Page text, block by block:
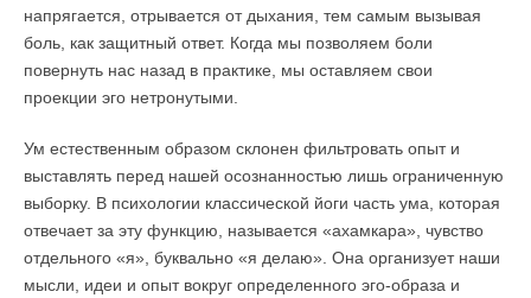
напрягается, отрывается от дыхания, тем самым вызывая
боль, как защитный ответ. Когда мы позволяем боли
повернуть нас назад в практике, мы оставляем свои
проекции эго нетронутыми.
Ум естественным образом склонен фильтровать опыт и
выставлять перед нашей осознанностью лишь ограниченную
выборку. В психологии классической йоги часть ума, которая
отвечает за эту функцию, называется «ахамкара», чувство
отдельного «я», буквально «я делаю». Она организует наши
мысли, идеи и опыт вокруг определенного эго-образа и